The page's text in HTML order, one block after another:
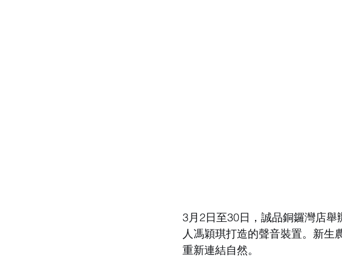
3月2日至30日，誠品銅鑼灣店
人馮穎琪打造的聲音裝置。新生
重新連結自然。